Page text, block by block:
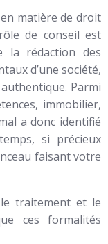
matière de droit
de conseil est
la rédaction des
d’une société,
Parmi
immobilier,
a donc identifié
si précieux
faisant votre
traitement et le
ces formalités